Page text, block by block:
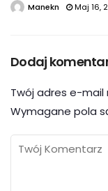
Manekn Maj 16,
Dodaj
Twój adres e-mail
Wymagane pola